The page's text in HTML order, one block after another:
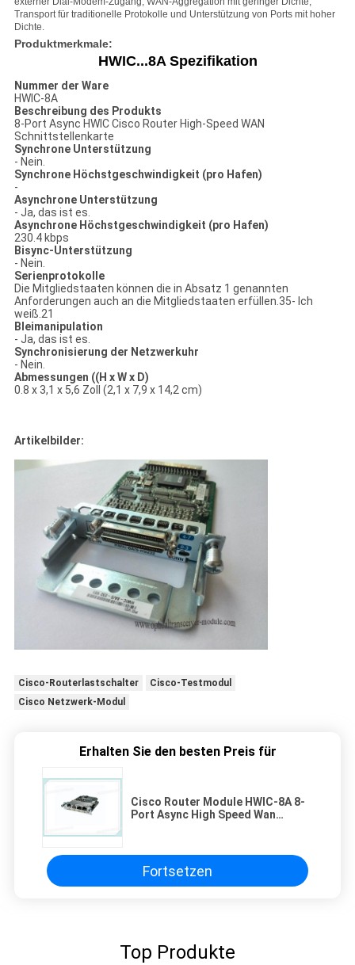
Transport für traditionelle Protokolle und Unterstützung von Ports mit hoher
Dichte.
Produktmerkmale:
HWIC...8A Spezifikation
Nummer der Ware
HWIC-8A
Beschreibung des Produkts
8-Port Async HWIC Cisco Router High-Speed WAN
Schnittstellenkarte
Synchrone Unterstützung
- Nein.
Synchrone Höchstgeschwindigkeit (pro Hafen)
-
Asynchrone Unterstützung
- Ja, das ist es.
Asynchrone Höchstgeschwindigkeit (pro Hafen)
230.4 kbps
Bisync-Unterstützung
- Nein.
Serienprotokolle
Die Mitgliedstaaten können die in Absatz 1 genannten
Anforderungen auch an die Mitgliedstaaten erfüllen.35- Ich
weiß.21
Bleimanipulation
- Ja, das ist es.
Synchronisierung der Netzwerkuhr
- Nein.
Abmessungen ((H x W x D)
0.8 x 3,1 x 5,6 Zoll (2,1 x 7,9 x 14,2 cm)
Artikelbilder:
Cisco-Routerlastschalter
Cisco-Testmodul
Cisco Netzwerk-Modul
Erhalten Sie den besten Preis für
Cisco Router Module HWIC-8A 8-
Port Async High Speed Wan
Fortsetzen
Top Produkte